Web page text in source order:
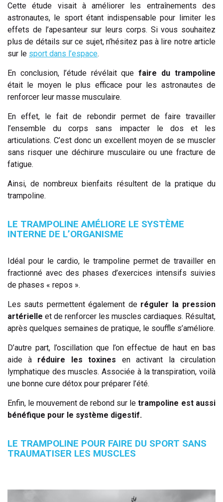
Cette étude visait à améliorer les entraînements des
astronautes, le sport étant indispensable pour limiter les
effets de l’apesanteur sur leurs corps. Si vous souhaitez
plus de détails sur ce sujet, n’hésitez pas à lire notre article
sur le sport dans l’espace.
En conclusion, l’étude révélait que faire du trampoline
était le moyen le plus efficace pour les astronautes de
renforcer leur masse musculaire.
En effet, le fait de rebondir permet de faire travailler
l’ensemble du corps sans impacter le dos et les
articulations. C’est donc un excellent moyen de se muscler
sans risquer une déchirure musculaire ou une fracture de
fatigue.
Ainsi, de nombreux bienfaits résultent de la pratique du
trampoline.
LE TRAMPOLINE AMÉLIORE LE SYSTÈME
INTERNE DE L’ORGANISME
Idéal pour le cardio, le trampoline permet de travailler en
fractionné avec des phases d’exercices intensifs suivies
de phases « repos ».
Les sauts permettent également de réguler la pression
artérielle et de renforcer les muscles cardiaques. Résultat,
après quelques semaines de pratique, le souffle s’améliore.
D’autre part, l’oscillation que l’on effectue de haut en bas
aide à réduire les toxines en activant la circulation
lymphatique des muscles. Associée à la transpiration, voilà
une bonne cure détox pour préparer l’été.
Enfin, le mouvement de rebond sur le trampoline est aussi
bénéfique pour le système digestif.
LE TRAMPOLINE POUR FAIRE DU SPORT SANS
TRAUMATISER LES MUSCLES